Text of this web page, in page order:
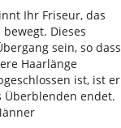
Ihr Friseur, das
Dieses
sein, so dass
Haarlänge
ist, ist er
Überblenden endet.